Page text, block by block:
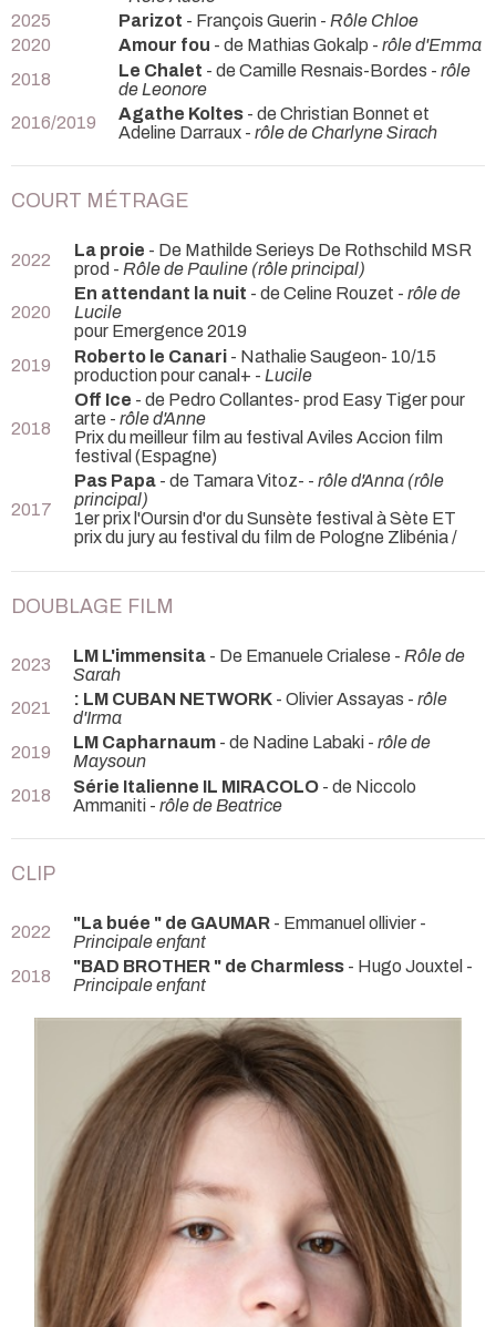
2025
Parizot - François Guerin - Rôle Chloe
2020
Amour fou - de Mathias Gokalp - rôle d'Emma
2018
Le Chalet - de Camille Resnais-Bordes - rôle
de Leonore
2016/2019
Agathe Koltes - de Christian Bonnet et
Adeline Darraux - rôle de Charlyne Sirach
COURT MÉTRAGE
2022 La proie - De Mathilde Serieys De Rothschild MSR
prod - Rôle de Pauline (rôle principal)
2020
En attendant la nuit - de Celine Rouzet - rôle de
Lucile
pour Emergence 2019
2019
Roberto le Canari - Nathalie Saugeon- 10/15
production pour canal+ - Lucile
2018
Off Ice - de Pedro Collantes- prod Easy Tiger pour
arte - rôle d'Anne
Prix du meilleur film au festival Aviles Accion film
festival (Espagne)
2017
Pas Papa - de Tamara Vitoz- - rôle d'Anna (rôle
principal)
1er prix l'Oursin d'or du Sunsète festival à Sète ET
prix du jury au festival du film de Pologne Zlibénia /
DOUBLAGE FILM
2023 LM L'immensita - De Emanuele Crialese - Rôle de
Sarah
2021
: LM CUBAN NETWORK - Olivier Assayas - rôle
d'Irma
2019
LM Capharnaum - de Nadine Labaki - rôle de
Maysoun
2018
Série Italienne IL MIRACOLO - de Niccolo
Ammaniti - rôle de Beatrice
CLIP
2022 "La buée " de GAUMAR - Emmanuel ollivier -
Principale enfant
2018
"BAD BROTHER " de Charmless - Hugo Jouxtel -
Principale enfant